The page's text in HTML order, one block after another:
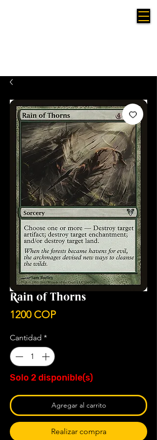
Rain of Thorns
1200 COPPrecio
Cantidad *
Solo 2 disponible(s)
Agregar al carrito
Realizar compra